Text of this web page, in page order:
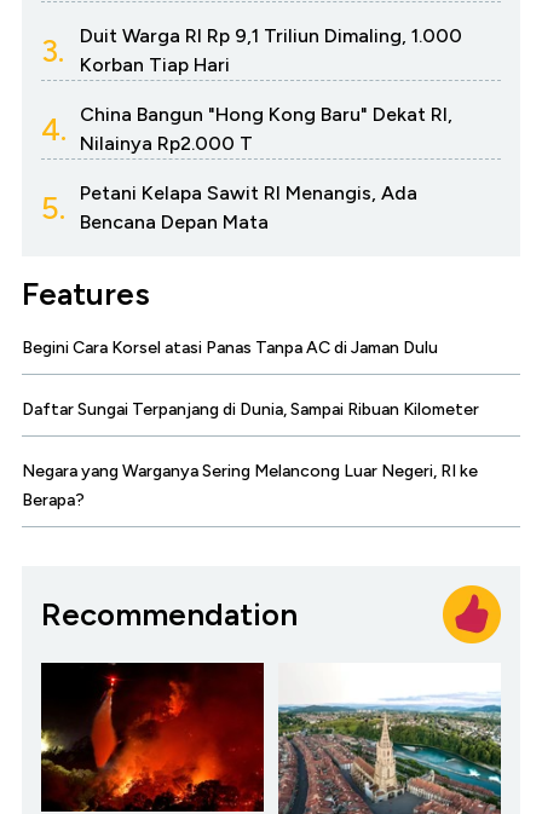
3.
Duit Warga RI Rp 9,1 Triliun Dimaling, 1.000
Korban Tiap Hari
4.
China Bangun "Hong Kong Baru" Dekat RI,
Nilainya Rp2.000 T
5.
Petani Kelapa Sawit RI Menangis, Ada
Bencana Depan Mata
Features
Begini Cara Korsel atasi Panas Tanpa AC di Jaman Dulu
Daftar Sungai Terpanjang di Dunia, Sampai Ribuan Kilometer
Negara yang Warganya Sering Melancong Luar Negeri, RI ke
Berapa?
Recommendation